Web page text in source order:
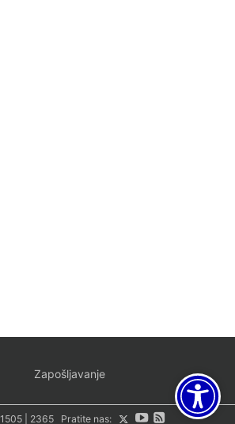
Zapošljavanje
1505| 2365Pratite nas: